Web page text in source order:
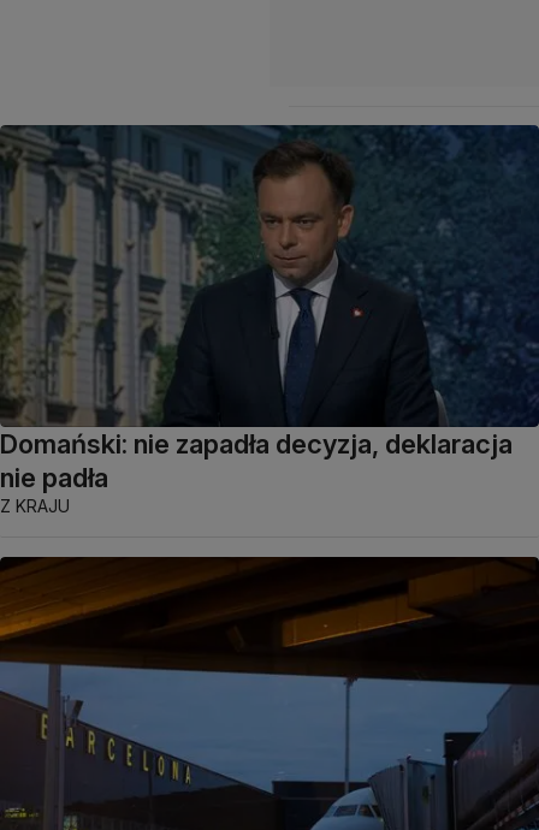
Domański: nie zapadła decyzja, deklaracja
nie padła
Z KRAJU